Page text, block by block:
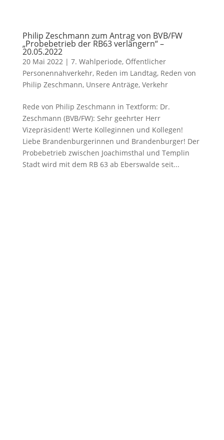
Philip Zeschmann zum Antrag von BVB/FW
„Probebetrieb der RB63 verlängern“ –
20.05.2022
20 Mai 2022| 7. Wahlperiode, Öffentlicher
Personennahverkehr, Reden im Landtag, Reden von
Philip Zeschmann, Unsere Anträge, Verkehr
Rede von Philip Zeschmann in Textform: Dr.
Zeschmann (BVB/FW): Sehr geehrter Herr
Vizepräsident! Werte Kolleginnen und Kollegen!
Liebe Brandenburgerinnen und Brandenburger! Der
Probebetrieb zwischen Joachimsthal und Templin
Stadt wird mit dem RB 63 ab Eberswalde seit...